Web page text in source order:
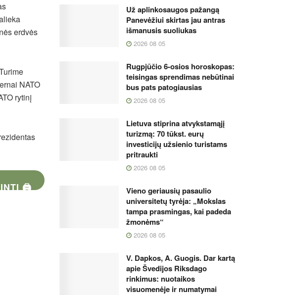
erdvės
NATO
rytinį
🖨
Už aplinkosaugos pažangą
Panevėžiui skirtas jau antras
išmanusis suoliukas
2026 08 05
Rugpjūčio 6-osios horoskopas:
teisingas sprendimas nebūtinai
bus pats patogiausias
2026 08 05
Lietuva stiprina atvykstamąjį
turizmą: 70 tūkst. eurų
investicijų užsienio turistams
pritraukti
2026 08 05
Vieno geriausių pasaulio
universitetų tyrėja: „Mokslas
tampa prasmingas, kai padeda
žmonėms“
2026 08 05
V. Dapkos, A. Guogis. Dar kartą
apie Švedijos Riksdago
rinkimus: nuotaikos
visuomenėje ir numatymai